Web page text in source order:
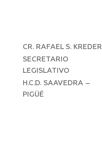
CR. RAFAEL S. KREDER
SECRETARIO
LEGISLATIVO
H.C.D. SAAVEDRA –
PIGÜÉ